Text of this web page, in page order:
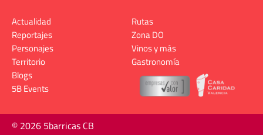
Actualidad
Reportajes
Personajes
Territorio
Rutas
Zona DO
Vinos y más
Gastronomía
Blogs
5B Events
© 2026 5barricas CB